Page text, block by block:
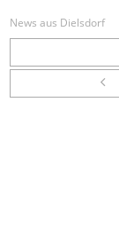
News aus Dielsdorf